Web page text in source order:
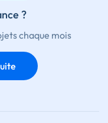
?
chaque mois